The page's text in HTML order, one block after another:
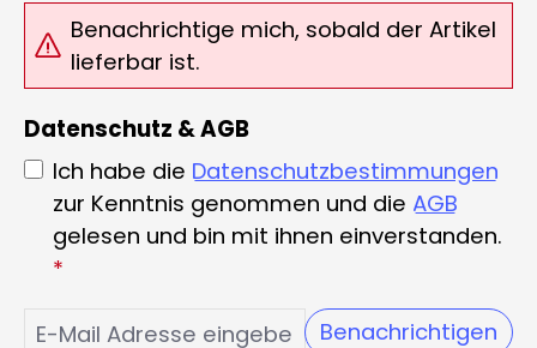
Benachrichtige mich, sobald der Artikel
lieferbar ist.
Datenschutz & AGB
Ich habe die Datenschutzbestimmungen
zur Kenntnis genommen und die AGB
gelesen und bin mit ihnen einverstanden.
*
Benachrichtigen